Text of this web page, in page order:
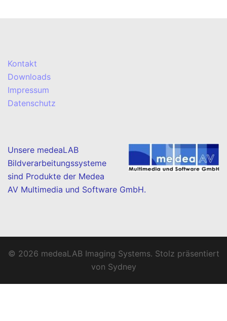
Kontakt
Downloads
Impressum
Datenschutz
Unsere medeaLAB
Bildverarbeitungssysteme
sind Produkte der Medea
AV Multimedia und Software GmbH.
© 2026 medeaLAB Imaging Systems. Stolz präsentiert
von Sydney